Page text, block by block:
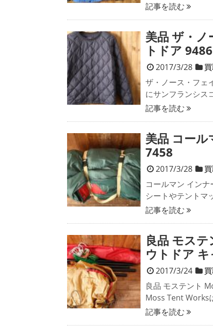
記事を読む
美品 ザ・
トドア 9486
2017/3/28
ザ・ノース・フェ
にサンフランシス
記事を読む
美品 コー
7458
2017/3/28
コールマン イン
シートやテントマ
記事を読む
良品 モス
ウトドア
2017/3/24
良品 モステント
Moss Tent Works
記事を読む